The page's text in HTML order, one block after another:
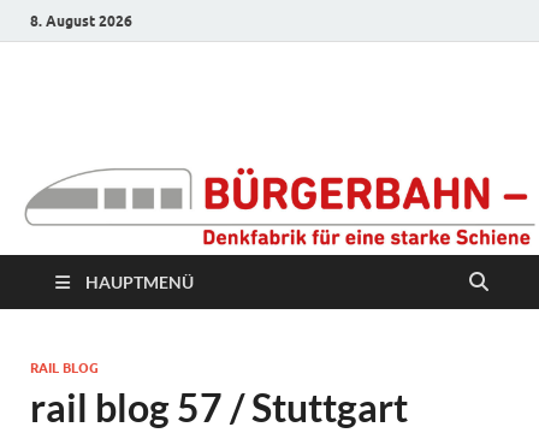
8. August 2026
Denkfabrik für eine
starke Schiene
HAUPTMENÜ
RAIL BLOG
rail blog 57 / Stuttgart